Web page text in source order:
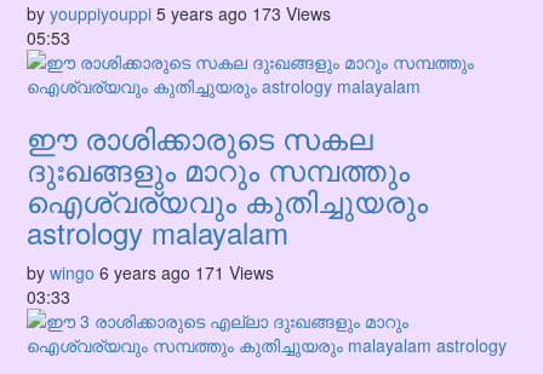
by youppiyouppi 5 years ago 173 Views
05:53
ഈ രാശിക്കാരുടെ സകല
ദുഃഖങ്ങളും മാറും സമ്പത്തും
ഐശ്വര്യവും കുതിച്ചുയരും
astrology malayalam
by wingo 6 years ago 171 Views
03:33